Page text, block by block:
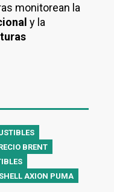
monitorean la
y la
BRENT
SHELL AXION PUMA